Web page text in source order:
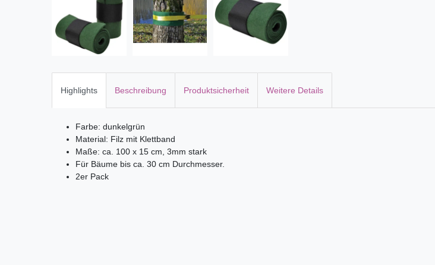
Highlights Beschreibung Produktsicherheit Weitere Details
Farbe: dunkelgrün
Material: Filz mit Klettband
Maße: ca. 100 x 15 cm, 3mm stark
Für Bäume bis ca. 30 cm Durchmesser.
2er Pack